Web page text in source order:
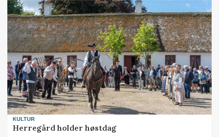
KULTUR
Herregård holder høstdag